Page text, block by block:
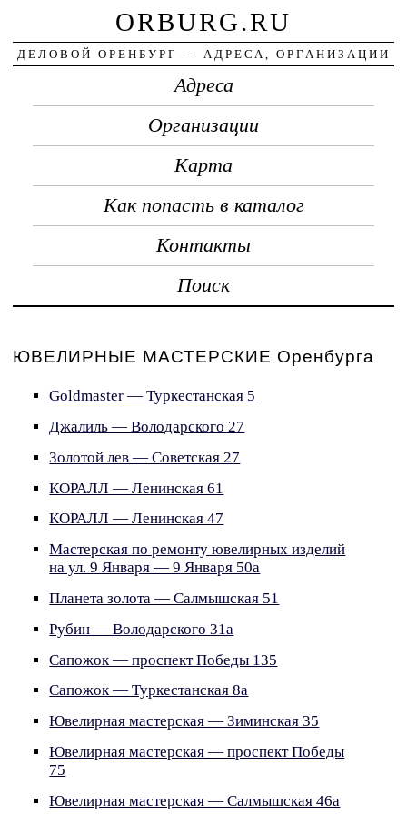
ORBURG.RU
ДЕЛОВОЙ ОРЕНБУРГ — АДРЕСА, ОРГАНИЗАЦИИ
Адреса
Организации
Карта
Как попасть в каталог
Контакты
Поиск
ЮВЕЛИРНЫЕ МАСТЕРСКИЕ Оренбурга
Goldmaster — Туркестанская 5
Джалиль — Володарского 27
Золотой лев — Советская 27
КОРАЛЛ — Ленинская 61
КОРАЛЛ — Ленинская 47
Мастерская по ремонту ювелирных изделий
на ул. 9 Января — 9 Января 50а
Планета золота — Салмышская 51
Рубин — Володарского 31а
Сапожок — проспект Победы 135
Сапожок — Туркестанская 8а
Ювелирная мастерская — Зиминская 35
Ювелирная мастерская — проспект Победы
75
Ювелирная мастерская — Салмышская 46а